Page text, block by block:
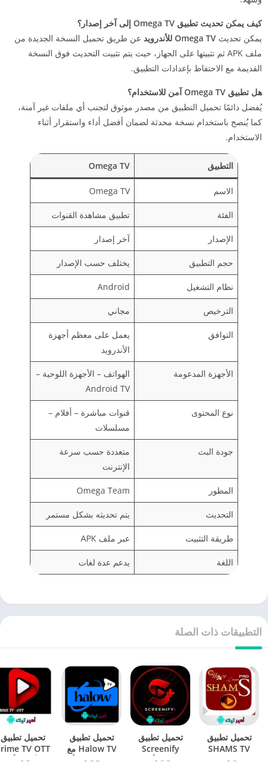
كيف يمكن تحديث تطبيق Omega TV إلى آخر إصدار؟
يمكن تحديث Omega TV للأندرويد
عن طريق تحميل النسخة الجديدة من
ملف APK ثم تثبيتها على الجهاز، حيث يتم تثبيت التحديث فوق النسخة
القديمة مع الاحتفاظ بإعدادات التطبيق.
هل تطبيق Omega TV آمن للاستخدام؟
يُفضل دائمًا تحميل التطبيق من مصدر موثوق لتجنب أي ملفات غير آمنة،
كما يُنصح باستخدام نسخة محدثة لضمان أفضل أداء واستقرار أثناء
الاستخدام.
التطبيق Omega TV
الاسم Omega TV
الفئة تطبيق مشاهدة القنوات
الإصدار آخر إصدار
حجم التطبيق يختلف حسب الإصدار
نظام التشغيل Android
الترخيص مجاني
التوافق
يعمل على معظم أجهزة
الأندرويد
الأجهزة المدعومة
الهواتف – الأجهزة اللوحية –
Android TV
نوع المحتوى
قنوات مباشرة – أفلام –
مسلسلات
جودة البث
متعددة حسب سرعة
الإنترنت
المطور Omega Team
التحديث يتم تحديثه بشكل مستمر
طريقة التثبيت عبر ملف APK
اللغة يدعم عدة لغات
التطبيقات ذات الصلة
تحميل تطبيق
SHAMS TV
تحميل تطبيق
Screenify
تحميل تطبيق
Halow TV مع
تحميل تطبيق
TV OTT